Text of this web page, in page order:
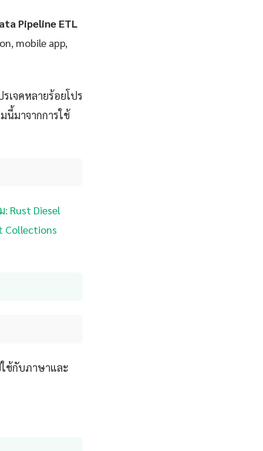
Pipeline ETL
mobile app,
จคหลายร้อยโปร
นี้มาจากการใช้
Rust Diesel
Collections
ใช้กับภาษาและ